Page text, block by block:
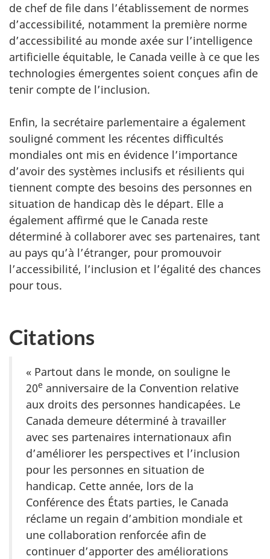
de chef de file dans l’établissement de normes
d’accessibilité, notamment la première norme
d’accessibilité au monde axée sur l’intelligence
artificielle équitable, le Canada veille à ce que les
technologies émergentes soient conçues afin de
tenir compte de l’inclusion.
Enfin, la secrétaire parlementaire a également
souligné comment les récentes difficultés
mondiales ont mis en évidence l’importance
d’avoir des systèmes inclusifs et résilients qui
tiennent compte des besoins des personnes en
situation de handicap dès le départ. Elle a
également affirmé que le Canada reste
déterminé à collaborer avec ses partenaires, tant
au pays qu’à l’étranger, pour promouvoir
l’accessibilité, l’inclusion et l’égalité des chances
pour tous.
Citations
« Partout dans le monde, on souligne le
20e anniversaire de la Convention relative
aux droits des personnes handicapées. Le
Canada demeure déterminé à travailler
avec ses partenaires internationaux afin
d’améliorer les perspectives et l’inclusion
pour les personnes en situation de
handicap. Cette année, lors de la
Conférence des États parties, le Canada
réclame un regain d’ambition mondiale et
une collaboration renforcée afin de
continuer d’apporter des améliorations